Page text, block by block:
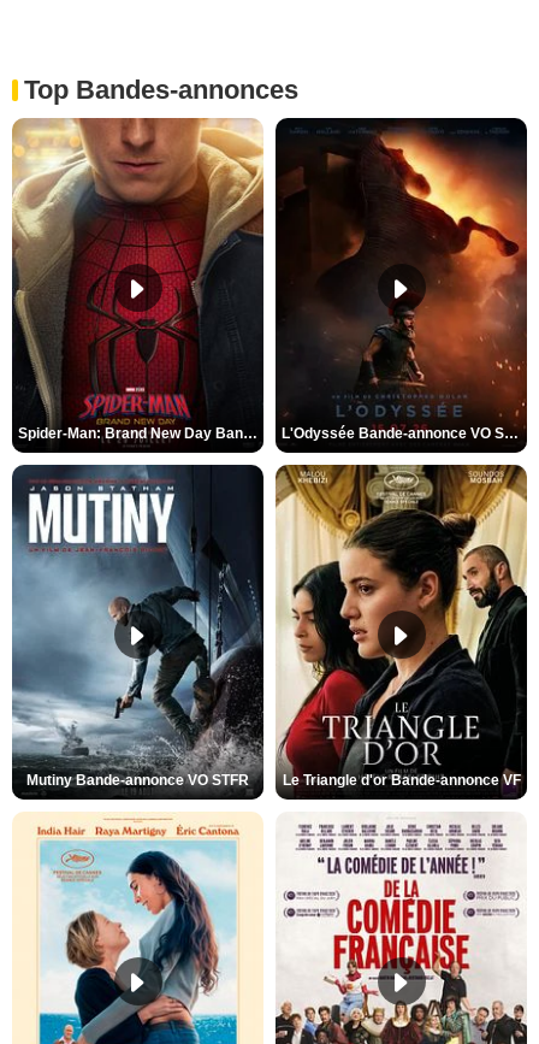
Top Bandes-annonces
Spider-Man: Brand New Day Bande-annonce VO STFR L'Odyssée Bande-annonce VO STFR
Mutiny Bande-annonce VO STFR Le Triangle d'or Bande-annonce VF